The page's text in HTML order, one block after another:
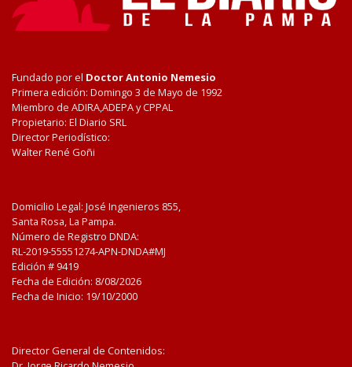
Fundado por el Doctor Antonio Nemesio
Primera edición: Domingo 3 de Mayo de 1992
Miembro de ADIRA,ADEPA y CPPAL
Propietario: El Diario SRL
Director Periodístico:
Walter René Goñi
Domicilio Legal: José Ingenieros 855,
Santa Rosa, La Pampa.
Número de Registro DNDA:
RL-2019-55551274-APN-DNDA#MJ
Edición # 9419
Fecha de Edición: 8/08/2026
Fecha de Inicio: 19/10/2000
Director General de Contenidos: